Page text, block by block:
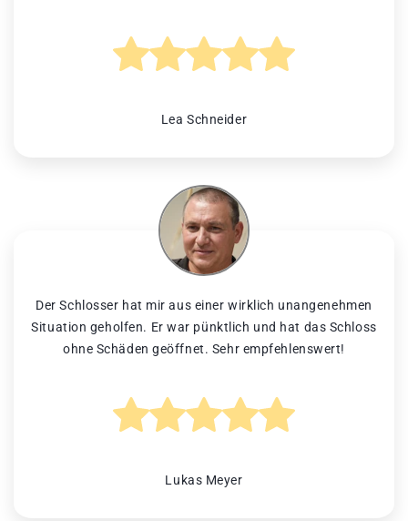
Lea Schneider
Der Schlosser hat mir aus einer wirklich unangenehmen
Situation geholfen. Er war pünktlich und hat das Schloss
ohne Schäden geöffnet. Sehr empfehlenswert!
Lukas Meyer